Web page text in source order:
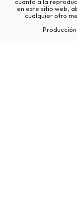
cuanto a la
en este sitio web,
cualquier otro